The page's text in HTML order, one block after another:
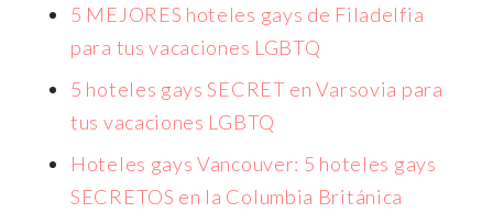
5 MEJORES hoteles gays de Filadelfia
para tus vacaciones LGBTQ
5 hoteles gays SECRET en Varsovia para
tus vacaciones LGBTQ
Hoteles gays Vancouver: 5 hoteles gays
SECRETOS en la Columbia Británica